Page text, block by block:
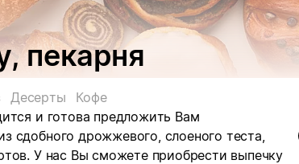
пекарня
Десерты
Кофе
и готова предложить Вам
сдобного дрожжевого, слоеного теста,
У нас Вы сможете приобрести выпечку